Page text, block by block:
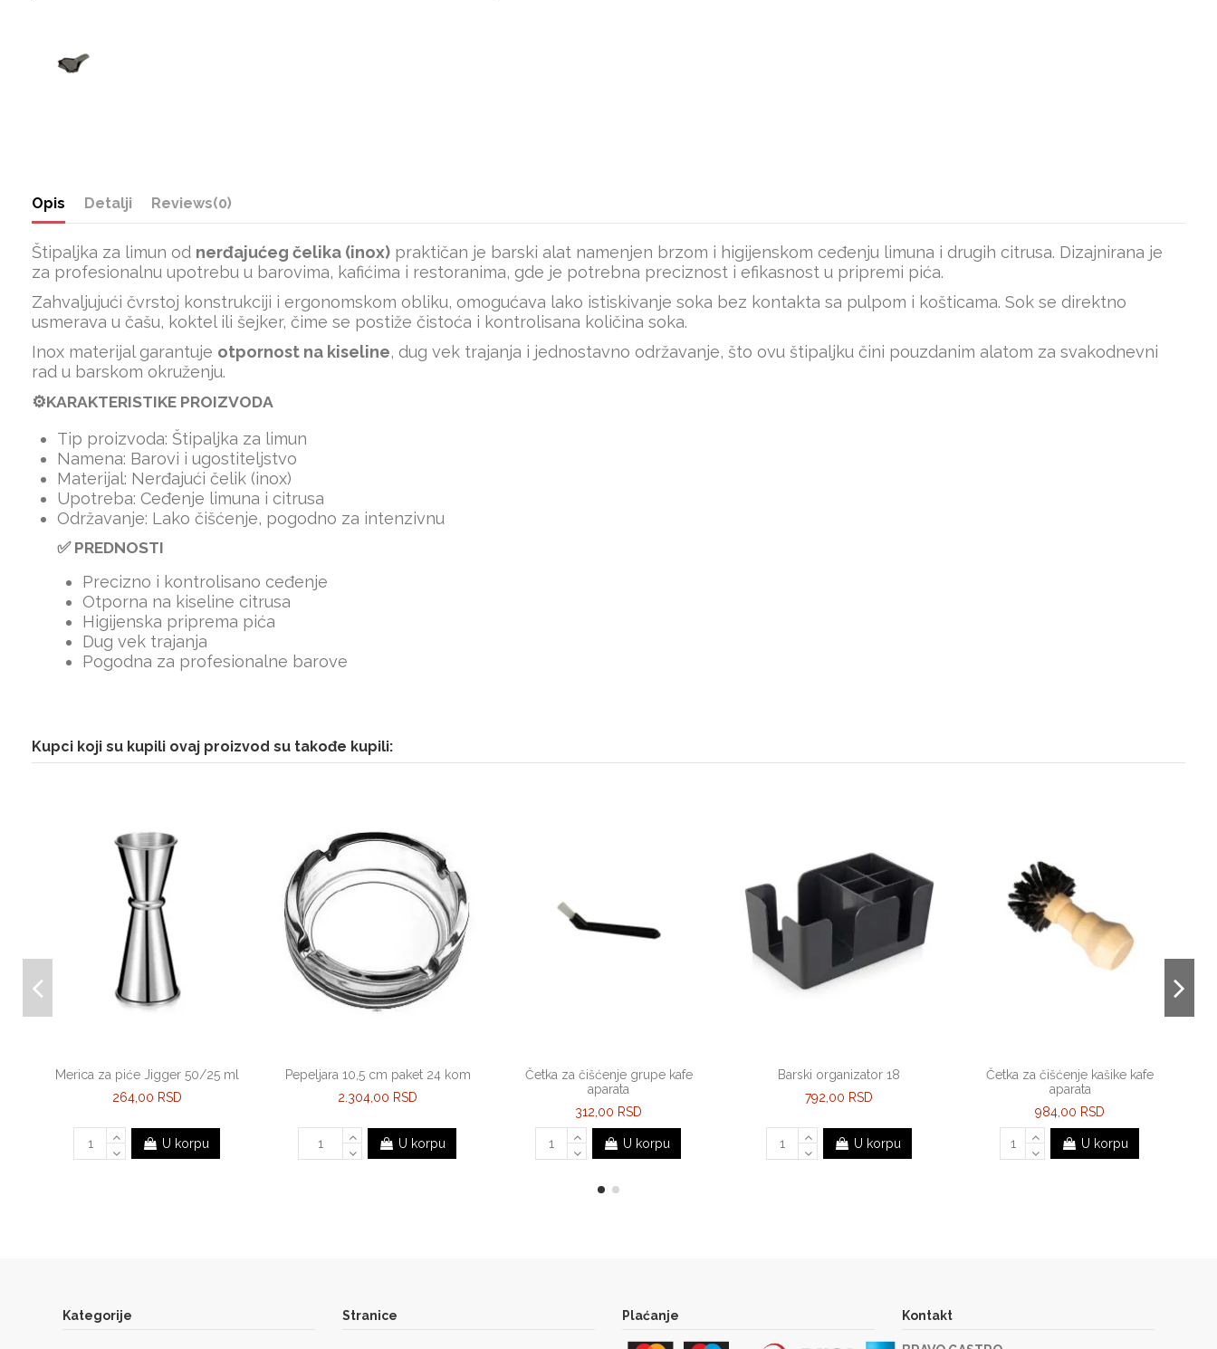
Opis Detalji Reviews(0)
Štipaljka za limun od nerđajućeg čelika (inox) praktičan je barski alat namenjen brzom i higijenskom ceđenju limuna i drugih citrusa. Dizajnirana je
za profesionalnu upotrebu u barovima, kafićima i restoranima, gde je potrebna preciznost i efikasnost u pripremi pića.
Zahvaljujući čvrstoj konstrukciji i ergonomskom obliku, omogućava lako istiskivanje soka bez kontakta sa pulpom i košticama. Sok se direktno
usmerava u čašu, koktel ili šejker, čime se postiže čistoća i kontrolisana količina soka.
Inox materijal garantuje otpornost na kiseline, dug vek trajanja i jednostavno održavanje, što ovu štipaljku čini pouzdanim alatom za svakodnevni
rad u barskom okruženju.
⚙️KARAKTERISTIKE PROIZVODA
Tip proizvoda: Štipaljka za limun
Namena: Barovi i ugostiteljstvo
Materijal: Nerđajući čelik (inox)
Upotreba: Ceđenje limuna i citrusa
Održavanje: Lako čišćenje, pogodno za intenzivnu
✅ PREDNOSTI
Precizno i kontrolisano ceđenje
Otporna na kiseline citrusa
Higijenska priprema pića
Dug vek trajanja
Pogodna za profesionalne barove
Kupci koji su kupili ovaj proizvod su takođe kupili:
Merica za piće Jigger 50/25 ml
264,00 RSD
U korpu
Pepeljara 10,5 cm paket 24 kom
2.304,00 RSD
U korpu
Četka za čišćenje grupe kafe
aparata
312,00 RSD
U korpu
Barski organizator 18
792,00 RSD
U korpu
Četka za čišćenje kašike kafe
aparata
984,00 RSD
U korpu
Kategorije Stranice Plaćanje Kontakt